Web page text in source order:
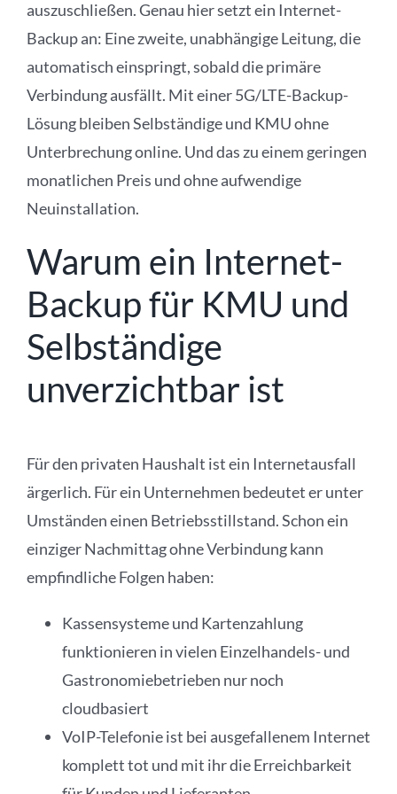
auszuschließen. Genau hier setzt ein Internet-
Backup an: Eine zweite, unabhängige Leitung, die
automatisch einspringt, sobald die primäre
Verbindung ausfällt. Mit einer 5G/LTE-Backup-
Lösung bleiben Selbständige und KMU ohne
Unterbrechung online. Und das zu einem geringen
monatlichen Preis und ohne aufwendige
Neuinstallation.
Warum ein Internet-
Backup für KMU und
Selbständige
unverzichtbar ist
Für den privaten Haushalt ist ein Internetausfall
ärgerlich. Für ein Unternehmen bedeutet er unter
Umständen einen Betriebsstillstand. Schon ein
einziger Nachmittag ohne Verbindung kann
empfindliche Folgen haben:
Kassensysteme und Kartenzahlung
funktionieren in vielen Einzelhandels- und
Gastronomiebetrieben nur noch
cloudbasiert
VoIP-Telefonie ist bei ausgefallenem Internet
komplett tot und mit ihr die Erreichbarkeit